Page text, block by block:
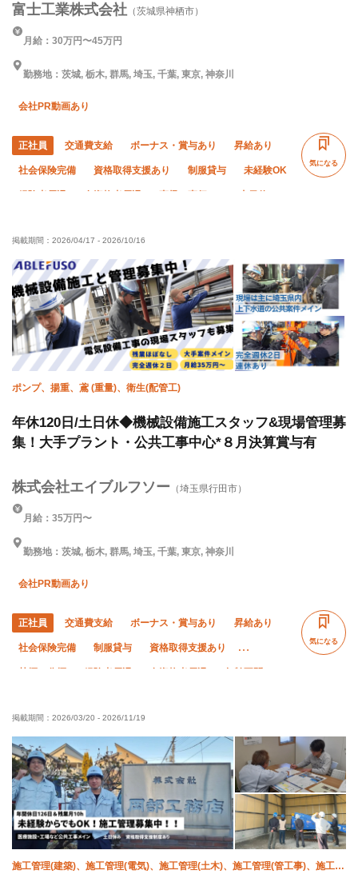
富士工業株式会社 （茨城県神栖市）
月給：30万円〜45万円
勤務地：茨城, 栃木, 群馬, 埼玉, 千葉, 東京, 神奈川
会社PR動画あり
正社員 交通費支給 ボーナス・賞与あり 昇給あり
社会保険完備 資格取得支援あり 制服貸与 未経験OK
経験者優遇 有資格者優遇 直帰・直行OK 土日休み
気になる
掲載期間： 2026/04/17 - 2026/10/16
ポンプ、揚重、鳶 (重量)、衛生(配管工)
年休120日/土日休◆機械設備施工スタッフ&現場管理募
集！⼤⼿プラント・公共工事中心*８月決算賞与有
株式会社エイブルフソー （埼玉県行田市）
月給：35万円〜
勤務地：茨城, 栃木, 群馬, 埼玉, 千葉, 東京, 神奈川
会社PR動画あり
正社員 交通費支給 ボーナス・賞与あり 昇給あり
社会保険完備 制服貸与 資格取得支援あり
完全週休二日制 土日休み
車・バイク通勤OK 転勤なし
気になる
掲載期間： 2026/03/20 - 2026/11/19
施工管理(建築)、施工管理(電気)、施工管理(土木)、施工管理(管工事)、施工管